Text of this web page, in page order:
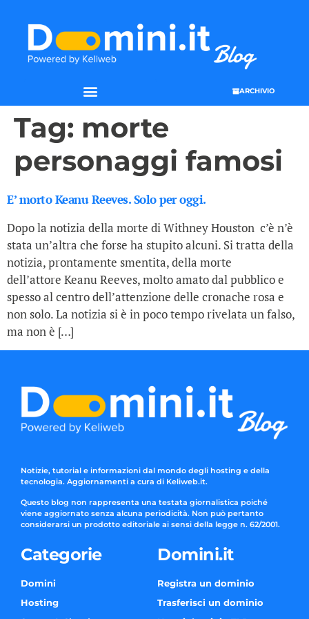
ARCHIVIO
Tag: morte
personaggi famosi
E’ morto Keanu Reeves. Solo per oggi.
Dopo la notizia della morte di Withney Houston c’è n’è
stata un’altra che forse ha stupito alcuni. Si tratta della
notizia, prontamente smentita, della morte
dell’attore Keanu Reeves, molto amato dal pubblico e
spesso al centro dell’attenzione delle cronache rosa e
non solo. La notizia si è in poco tempo rivelata un falso,
ma non è […]
Notizie, tutorial e informazioni dal mondo degli hosting e della
tecnologia. Aggiornamenti a cura di Keliweb.it.
Questo blog non rappresenta una testata giornalistica poiché
viene aggiornato senza alcuna periodicità. Non può pertanto
considerarsi un prodotto editoriale ai sensi della legge n. 62/2001.
Categorie
Domini
Hosting
Domini.it
Registra un dominio
Trasferisci un dominio